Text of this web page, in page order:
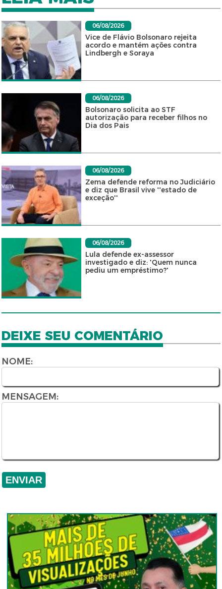
06/08/2026
Vice de Flávio Bolsonaro rejeita
acordo e mantém ações contra
Lindbergh e Soraya
06/08/2026
Bolsonaro solicita ao STF
autorização para receber filhos no
Dia dos Pais
06/08/2026
Zema defende reforma no Judiciário
e diz que Brasil vive ''estado de
exceção''
06/08/2026
Lula defende ex-assessor
investigado e diz: 'Quem nunca
pediu um empréstimo?'
DEIXE SEU COMENTÁRIO
NOME:
MENSAGEM: